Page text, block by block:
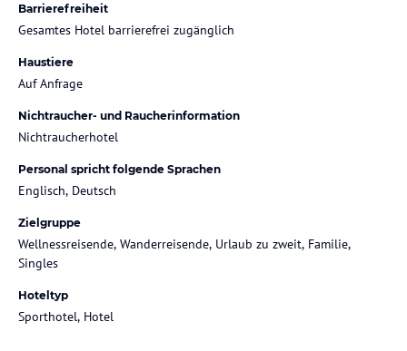
Barrierefreiheit
Gesamtes Hotel barrierefrei zugänglich
Haustiere
Auf Anfrage
Nichtraucher- und Raucherinformation
Nichtraucherhotel
Personal spricht folgende Sprachen
Englisch, Deutsch
Zielgruppe
Wellnessreisende, Wanderreisende, Urlaub zu zweit, Familie,
Singles
Hoteltyp
Sporthotel, Hotel